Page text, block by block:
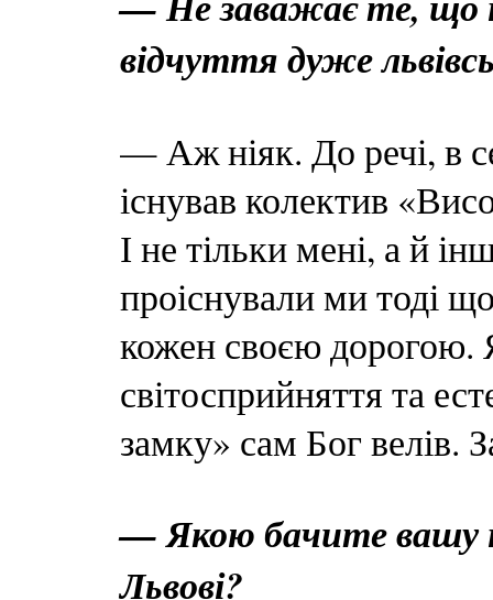
відчуття дуже
— Аж ніяк. До речі, в
існував колектив
І не тільки мені, а й
проіснували ми тоді
кожен своєю дорогою.
світосприйняття та
замку» сам Бог велів.
— Якою бачите вашу
Львові?